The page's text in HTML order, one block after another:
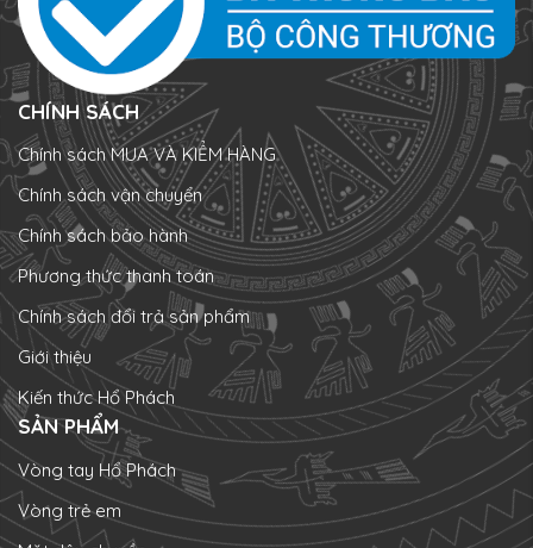
CHÍNH SÁCH
Chính sách MUA VÀ KIỂM HÀNG
Chính sách vận chuyển
Chính sách bảo hành
Phương thức thanh toán
Chính sách đổi trả sản phẩm
Giới thiệu
Kiến thức Hổ Phách
SẢN PHẨM
Vòng tay Hổ Phách
Vòng trẻ em